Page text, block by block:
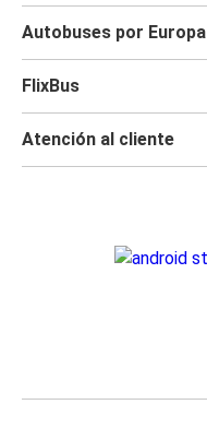
Autobuses por Europa
FlixBus
Atención al cliente